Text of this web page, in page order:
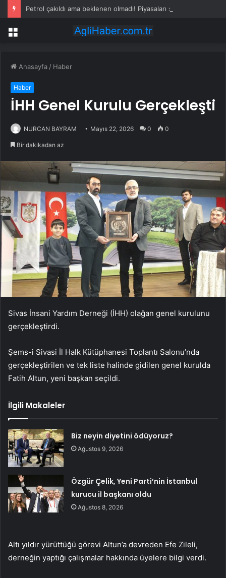
Menü
Anasayfa / Haber
Haber
İHH Genel Kurulu Gerçekleşti
NURCAN BAYRAM Mayıs 22, 2026 0 0
Bir dakikadan az
Sivas İnsani Yardım Derneği (İHH) olağan genel kurulunu
gerçekleştirdi.
Şems-i Sivasi İl Halk Kütüphanesi Toplantı Salonu’nda
gerçekleştirilen ve tek liste halinde gidilen genel kurulda
Fatih Altun, yeni başkan seçildi.
İlgili Makaleler
Biz neyin diyetini ödüyoruz?
Ağustos 9, 2026
Özgür Çelik, Yeni Parti’nin İstanbul
kurucu il başkanı oldu
Ağustos 8, 2026
Altı yıldır yürüttüğü görevi Altun’a devreden Efe Zileli,
derneğin yaptığı çalışmalar hakkında üyelere bilgi verdi.